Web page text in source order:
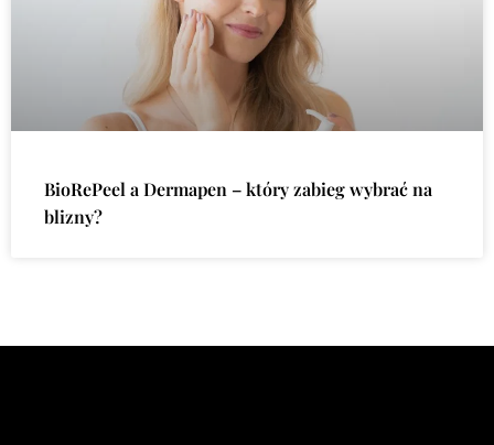
BioRePeel a Dermapen – który zabieg wybrać na
blizny?